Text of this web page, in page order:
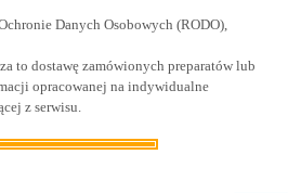
Danych Osobowych (RODO),
to dostawę zamówionych preparatów lub
opracowanej na indywidualne
z serwisu.